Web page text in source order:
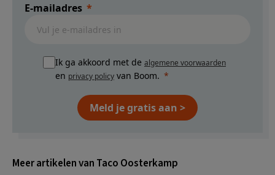
E-mailadres
Ik ga akkoord met de algemene voorwaarden
en privacy policy van Boom.
Meld je gratis aan >
Meer artikelen van Taco Oosterkamp